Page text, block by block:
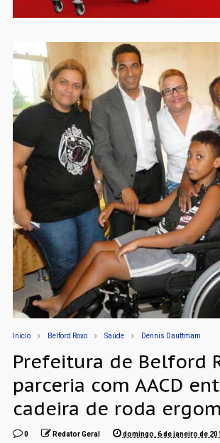
Início Belford Roxo Saúde Dennis Dauttmam
Prefeitura de Belford
parceria com AACD
cadeira de roda
0 Redator Geral domingo, 6 de janeiro de